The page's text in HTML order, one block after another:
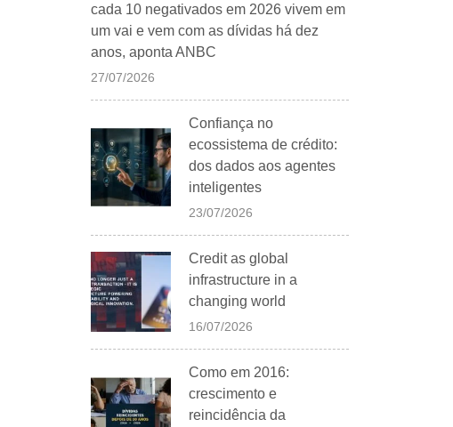
cada 10 negativados em 2026 vivem em
um vai e vem com as dívidas há dez
anos, aponta ANBC
27/07/2026
Confiança no
ecossistema de crédito:
dos dados aos agentes
inteligentes
23/07/2026
Credit as global
infrastructure in a
changing world
16/07/2026
Como em 2016:
crescimento e
reincidência da